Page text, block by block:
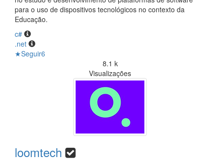
para o uso de dispositivos tecnológicos no contexto da
Educação.
c#
.net
★Seguir6
8.1 k
Visualizações
loomtech